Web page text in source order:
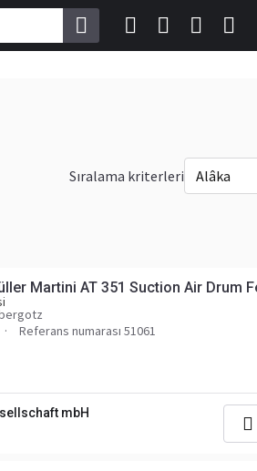
Sıralama kriterleri Alâka
Martini AT 351 Suction Air Drum
Referans numarası 51061
mbH